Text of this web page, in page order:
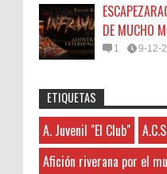
DE MUCHO
1 9-12-
Sorteamos
Monsalud-
El Premio
Anonymous:
3-7-2026
Hayat
ve yeni bilgiler
45N
A. Juvenil "El Club"
A.C.San Miguel
ETIQUETAS
A. Juvenil "El Club"
Afición riverana por el